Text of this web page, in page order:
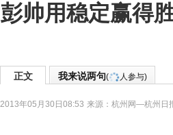
彭帅用稳定赢得
正文 我来说两句( 人参与)
2013年05月30日08:53 来源： 杭州网—杭州日